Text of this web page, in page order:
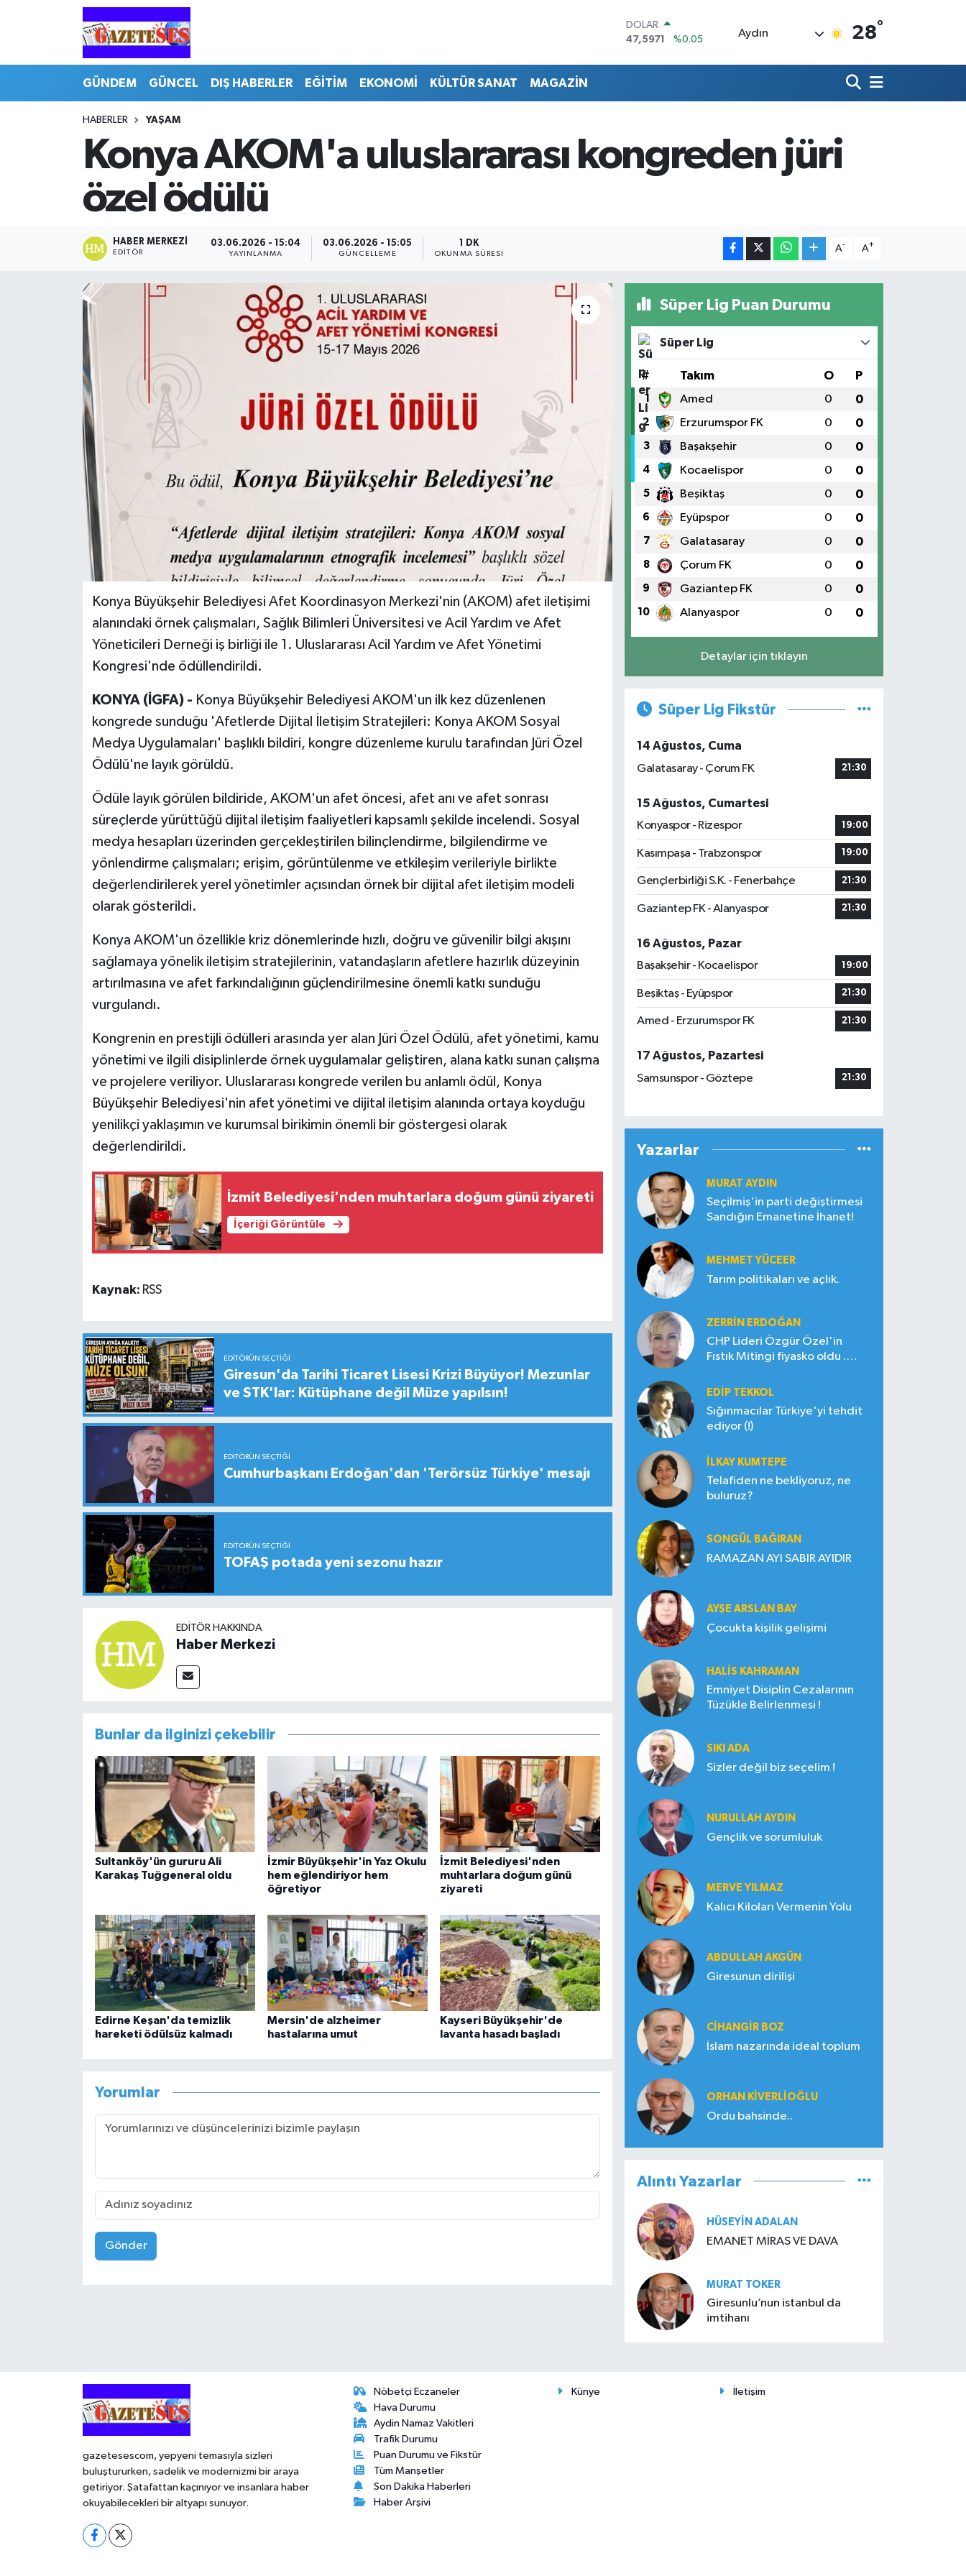
DOLAR
47,5971
%0.05
13.703
%0
BITCOIN
Aydın 28°
GÜNDEM GÜNCEL DIŞ HABERLER EĞİTİM EKONOMİ KÜLTÜR SANAT MAGAZİN
HABERLER YAŞAM
Konya AKOM'a uluslararası kongreden jüri
özel ödülü
HABER MERKEZI
EDITÖR
03.06.2026 - 15:04
YAYINLANMA
03.06.2026 - 15:05
GÜNCELLEME
1 DK
OKUNMA SÜRESI
A- A+
Konya Büyükşehir Belediyesi Afet Koordinasyon Merkezi'nin (AKOM) afet iletişimi
alanındaki örnek çalışmaları, Sağlık Bilimleri Üniversitesi ve Acil Yardım ve Afet
Yöneticileri Derneği iş birliği ile 1. Uluslararası Acil Yardım ve Afet Yönetimi
Kongresi'nde ödüllendirildi.
KONYA (İGFA) - Konya Büyükşehir Belediyesi AKOM'un ilk kez düzenlenen
kongrede sunduğu 'Afetlerde Dijital İletişim Stratejileri: Konya AKOM Sosyal
Medya Uygulamaları' başlıklı bildiri, kongre düzenleme kurulu tarafından Jüri Özel
Ödülü'ne layık görüldü.
Ödüle layık görülen bildiride, AKOM'un afet öncesi, afet anı ve afet sonrası
süreçlerde yürüttüğü dijital iletişim faaliyetleri kapsamlı şekilde incelendi. Sosyal
medya hesapları üzerinden gerçekleştirilen bilinçlendirme, bilgilendirme ve
yönlendirme çalışmaları; erişim, görüntülenme ve etkileşim verileriyle birlikte
değerlendirilerek yerel yönetimler açısından örnek bir dijital afet iletişim modeli
olarak gösterildi.
Konya AKOM'un özellikle kriz dönemlerinde hızlı, doğru ve güvenilir bilgi akışını
sağlamaya yönelik iletişim stratejilerinin, vatandaşların afetlere hazırlık düzeyinin
artırılmasına ve afet farkındalığının güçlendirilmesine önemli katkı sunduğu
vurgulandı.
Kongrenin en prestijli ödülleri arasında yer alan Jüri Özel Ödülü, afet yönetimi, kamu
yönetimi ve ilgili disiplinlerde örnek uygulamalar geliştiren, alana katkı sunan çalışma
ve projelere veriliyor. Uluslararası kongrede verilen bu anlamlı ödül, Konya
Büyükşehir Belediyesi'nin afet yönetimi ve dijital iletişim alanında ortaya koyduğu
yenilikçi yaklaşımın ve kurumsal birikimin önemli bir göstergesi olarak
değerlendirildi.
İzmit Belediyesi'nden muhtarlara doğum günü ziyareti
İçeriği Görüntüle
Kaynak: RSS
EDITÖRÜN SEÇTIĞI
Giresun'da Tarihi Ticaret Lisesi Krizi Büyüyor! Mezunlar
ve STK'lar: Kütüphane değil Müze yapılsın!
EDITÖRÜN SEÇTIĞI
Cumhurbaşkanı Erdoğan'dan 'Terörsüz Türkiye' mesajı
EDITÖRÜN SEÇTIĞI
TOFAŞ potada yeni sezonu hazır
EDITÖR HAKKINDA
Haber Merkezi
Bunlar da ilginizi çekebilir
Sultanköy'ün gururu Ali
Karakaş Tuğgeneral oldu
İzmir Büyükşehir'in Yaz Okulu
hem eğlendiriyor hem
öğretiyor
İzmit Belediyesi'nden
muhtarlara doğum günü
ziyareti
Edirne Keşan'da temizlik
hareketi ödülsüz kalmadı
Mersin'de alzheimer
hastalarına umut
Kayseri Büyükşehir'de
lavanta hasadı başladı
Yorumlar
Gönder
Süper Lig Puan Durumu
Süper Lig
# Takım O P
1 Amed 0 0
2 Erzurumspor FK 0 0
3 Başakşehir 0 0
4 Kocaelispor 0 0
5 Beşiktaş 0 0
6 Eyüpspor 0 0
7 Galatasaray 0 0
8 Çorum FK 0 0
9 Gaziantep FK 0 0
10 Alanyaspor 0 0
Detaylar için tıklayın
Süper Lig Fikstür
14 Ağustos, Cuma
Galatasaray - Çorum FK
21:30
15 Ağustos, Cumartesi
Konyaspor - Rizespor
19:00
Kasımpaşa - Trabzonspor 19:00
Gençlerbirliği S.K. - Fenerbahçe 21:30
Gaziantep FK - Alanyaspor 21:30
16 Ağustos, Pazar
Başakşehir - Kocaelispor
19:00
Beşiktaş - Eyüpspor 21:30
Amed - Erzurumspor FK 21:30
17 Ağustos, Pazartesi
Samsunspor - Göztepe
21:30
Yazarlar
MURAT AYDIN
Seçilmiş'in parti değiştirmesi
Sandığın Emanetine İhanet!
MEHMET YÜCEER
Tarım politikaları ve açlık.
ZERRIN ERDOĞAN
CHP Lideri Özgür Özel'in
Fıstık Mitingi fiyasko oldu .
EDIP TEKKOL
Sığınmacılar Türkiye'yi tehdit
ediyor (!)
İLKAY KUMTEPE
Telafiden ne bekliyoruz, ne
buluruz?
SONGÜL BAĞIRAN
RAMAZAN AYI SABIR AYIDIR
AYŞE ARSLAN BAY
Çocukta kişilik gelişimi
HALIS KAHRAMAN
Emniyet Disiplin Cezalarının
Tüzükle Belirlenmesi !
SIKI ADA
Sizler değil biz seçelim !
NURULLAH AYDIN
Gençlik ve sorumluluk
MERVE YILMAZ
Kalıcı Kiloları Vermenin Yolu
ABDULLAH AKGÜN
Giresunun dirilişi
CIHANGIR BOZ
İslam nazarında ideal toplum
ORHAN KIVERLIOĞLU
Ordu bahsinde..
Alıntı Yazarlar
HÜSEYIN ADALAN
EMANET MİRAS VE DAVA
MURAT TOKER
Giresunlu’nun istanbul da
imtihanı
gazetesescom, yepyeni temasıyla sizleri
buluştururken, sadelik ve modernizmi bir araya
getiriyor. Şatafattan kaçınıyor ve insanlara haber
okuyabilecekleri bir altyapı sunuyor.
Nöbetçi Eczaneler
Hava Durumu
Aydin Namaz Vakitleri
Trafik Durumu
Puan Durumu ve Fikstür
Tüm Manşetler
Son Dakika Haberleri
Haber Arşivi
Künye İletişim